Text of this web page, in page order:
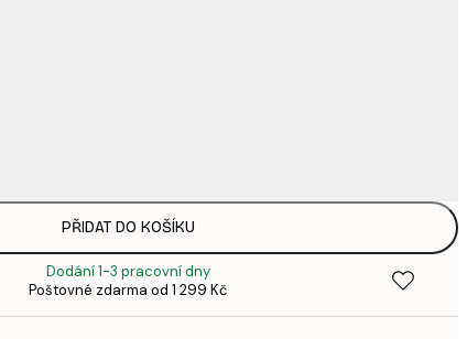
PŘIDAT DO KOŠÍKU
Dodání 1-3 pracovní dny
Poštovné zdarma od 1 299 Kč